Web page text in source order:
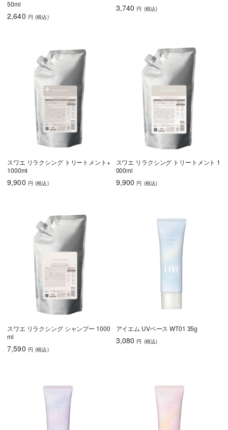
50ml
2,640 円 (税込)
3,740 円 (税込)
スワエ リラクシング トリートメント+
1000ml
9,900 円 (税込)
スワエ リラクシング トリートメント 1
000ml
9,900 円 (税込)
スワエ リラクシング シャンプー 1000
ml
7,590 円 (税込)
アイエム UVベース WT01 35g
3,080 円 (税込)